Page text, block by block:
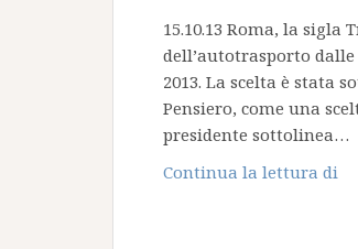
15.10.13 Roma, la
dell’autotrasporto dalle
2013. La scelta è stata
Pensiero, come una
presidente sottolinea…
Continua la lettura di